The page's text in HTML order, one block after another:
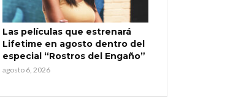
Las películas que estrenará
Lifetime en agosto dentro del
especial “Rostros del Engaño”
agosto 6, 2026